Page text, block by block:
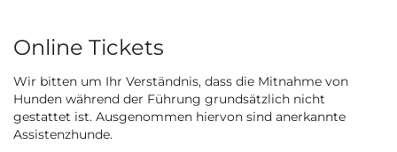
Produkte
Online Tickets
Wir bitten um Ihr Verständnis, dass die Mitnahme von
Hunden während der Führung grundsätzlich nicht
gestattet ist. Ausgenommen hiervon sind anerkannte
Assistenzhunde.